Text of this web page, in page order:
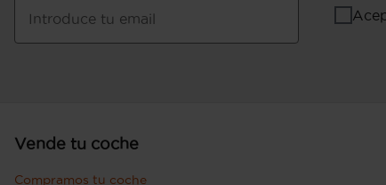
Introduce tu email
Vende tu coche
Compramos tu coche